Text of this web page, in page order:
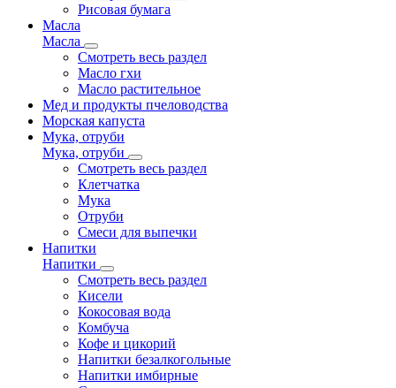
Рисовая бумага
Масла
Масла
Смотреть весь раздел
Масло гхи
Масло растительное
Мед и продукты пчеловодства
Морская капуста
Мука, отруби
Мука, отруби
Смотреть весь раздел
Клетчатка
Мука
Отруби
Смеси для выпечки
Напитки
Напитки
Смотреть весь раздел
Кисели
Кокосовая вода
Комбуча
Кофе и цикорий
Напитки безалкогольные
Напитки имбирные